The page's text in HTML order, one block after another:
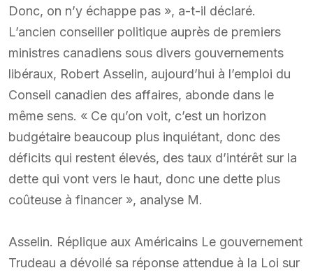
Donc, on n’y échappe pas », a-t-il déclaré.
L’ancien conseiller politique auprès de premiers
ministres canadiens sous divers gouvernements
libéraux, Robert Asselin, aujourd’hui à l’emploi du
Conseil canadien des affaires, abonde dans le
même sens. « Ce qu’on voit, c’est un horizon
budgétaire beaucoup plus inquiétant, donc des
déficits qui restent élevés, des taux d’intérêt sur la
dette qui vont vers le haut, donc une dette plus
coûteuse à financer », analyse M.
Asselin. Réplique aux Américains Le gouvernement
Trudeau a dévoilé sa réponse attendue à la Loi sur